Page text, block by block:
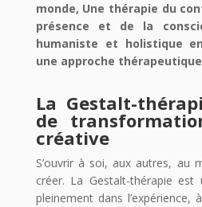
monde, Une thérapie du
présence et de la
humaniste et holistique
une approche
La Gestalt-
de
créative
S’ouvrir à soi, aux autres, au
créer. La Gestalt-thérapie
pleinement dans l’expérience,